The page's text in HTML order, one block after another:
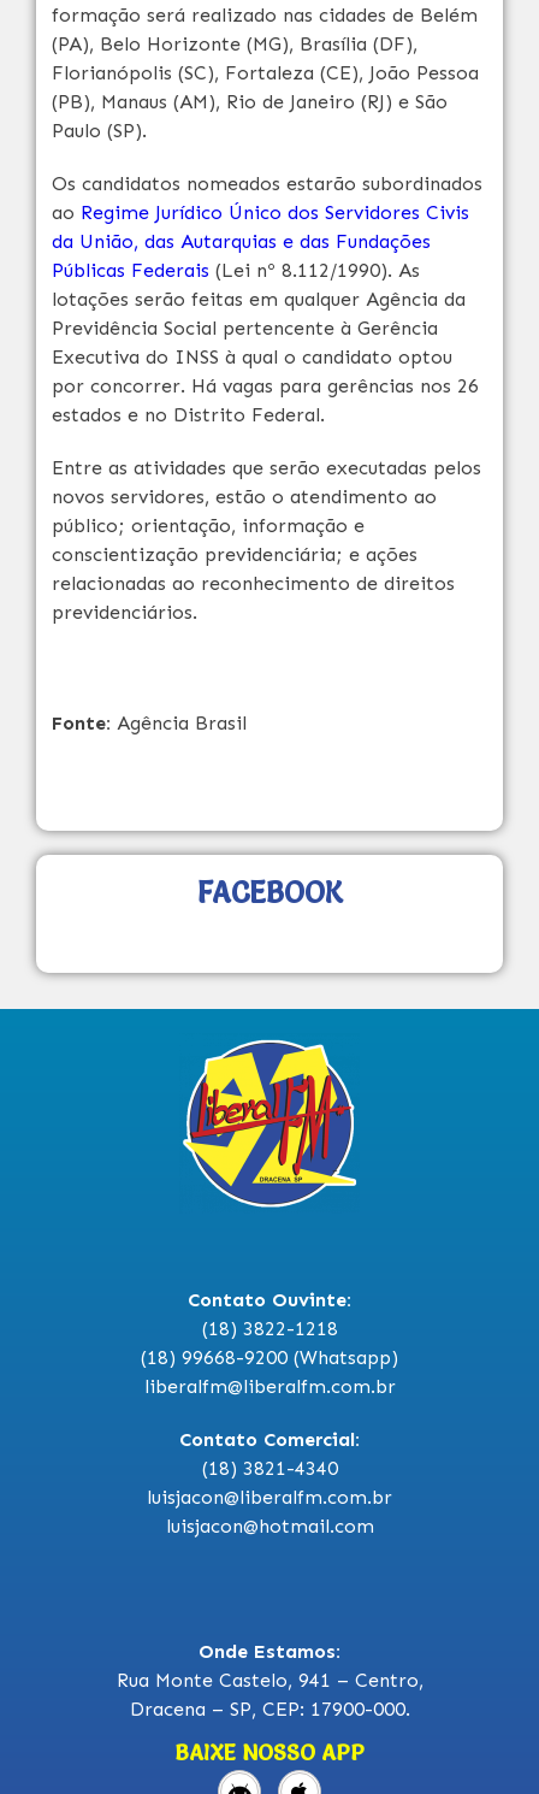
formação será realizado nas cidades de Belém
(PA), Belo Horizonte (MG), Brasília (DF),
Florianópolis (SC), Fortaleza (CE), João Pessoa
(PB), Manaus (AM), Rio de Janeiro (RJ) e São
Paulo (SP).
Os candidatos nomeados estarão subordinados
ao Regime Jurídico Único dos Servidores Civis
da União, das Autarquias e das Fundações
Públicas Federais (Lei nº 8.112/1990). As
lotações serão feitas em qualquer Agência da
Previdência Social pertencente à Gerência
Executiva do INSS à qual o candidato optou
por concorrer. Há vagas para gerências nos 26
estados e no Distrito Federal.
Entre as atividades que serão executadas pelos
novos servidores, estão o atendimento ao
público; orientação, informação e
conscientização previdenciária; e ações
relacionadas ao reconhecimento de direitos
previdenciários.
Fonte: Agência Brasil
FACEBOOK
Contato Ouvinte:
(18) 3822-1218
(18) 99668-9200 (Whatsapp)
liberalfm@liberalfm.com.br
Contato Comercial:
(18) 3821-4340
luisjacon@liberalfm.com.br
luisjacon@hotmail.com
Onde Estamos:
Rua Monte Castelo, 941 – Centro,
Dracena – SP, CEP: 17900-000.
BAIXE NOSSO APP